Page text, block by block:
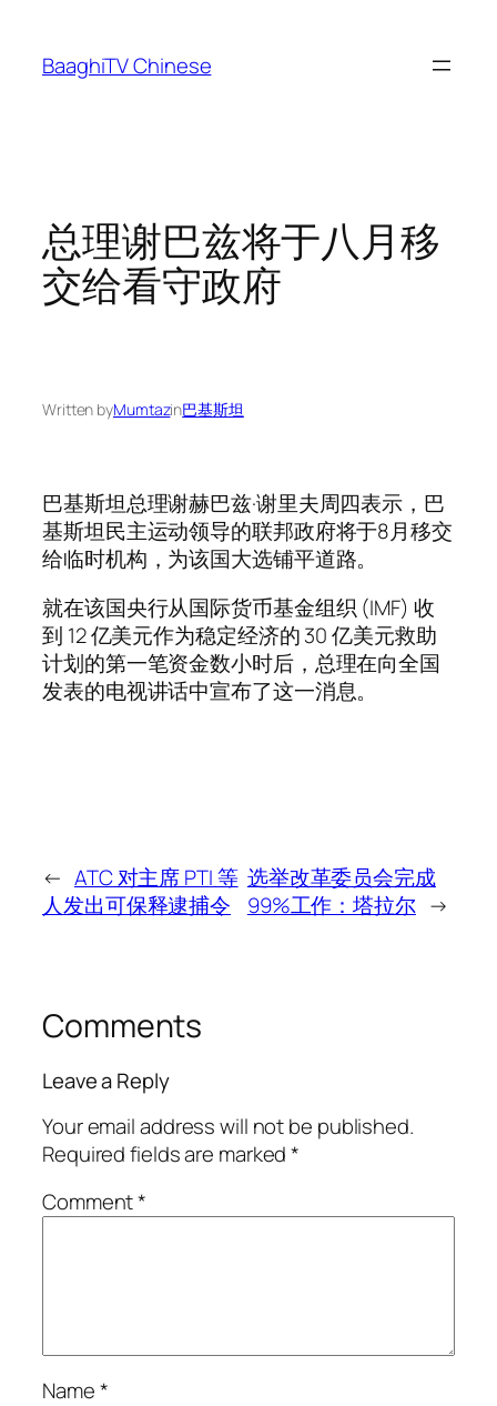
content
BaaghiTV Chinese
总理谢巴兹将于八月移
交给看守政府
Written byMumtazin巴基斯坦
巴基斯坦总理谢赫巴兹·谢里夫周四表示，巴
基斯坦民主运动领导的联邦政府将于8月移交
给临时机构，为该国大选铺平道路。
就在该国央行从国际货币基金组织 (IMF) 收
到 12 亿美元作为稳定经济的 30 亿美元救助
计划的第一笔资金数小时后，总理在向全国
发表的电视讲话中宣布了这一消息。
← ATC 对主席 PTI 等
人发出可保释逮捕令
选举改革委员会完成
99%工作：塔拉尔 →
Comments
Leave a Reply
Your email address will not be published.
Required fields are marked*
Comment*
Name*